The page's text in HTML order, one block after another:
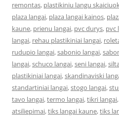
remontas, plastikiniu langu
plaza langai, plaza langai kainos,
kaune, prienu langai, pvc durys, pvc
langai, rehau plastikiniai langai,
rudupio langai,sabonio langai,
langai,schuco langai,seni langai,
plastikiniai langai,skandinaviski
standartiniai langai,stogo langai,
tavo langai,termo langai,tikri langai,
atsiliepimai,tiks langai kaune,tiks